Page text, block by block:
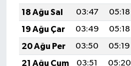
18 Ağu Sal
03:47 05:18
19 Ağu Çar
03:49 05:18
20 Ağu Per
03:50 05:19
21 Ağu Cum
03:51 05:20